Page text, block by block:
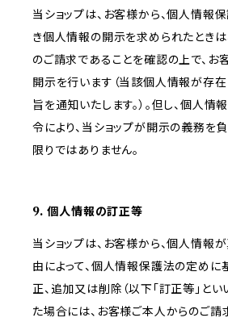
当ショップは、お客様から、個人情報
き個人情報の開示を求められたときは
のご請求であることを確認の上で、お
開示を行います（当該個人情報が存
旨を通知いたします。）。但し、個人
令により、当ショップが開示の義務を
限りではありません。
9. 個人情報の訂正等
当ショップは、お客様から、個人情報
由によって、個人情報保護法の定め
正、追加又は削除（以下「訂正等」とい
た場合には、お客様ご本人からのご請